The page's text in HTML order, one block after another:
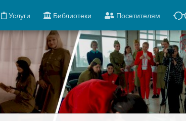
Услуги Библиотеки Посетителям